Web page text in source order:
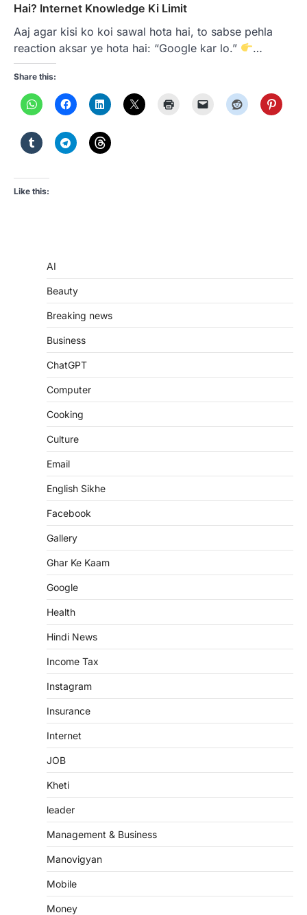
Hai? Internet Knowledge Ki Limit
Aaj agar kisi ko koi sawal hota hai, to sabse pehla
reaction aksar ye hota hai: “Google kar lo.”
…
Share this:
Like this:
AI
Beauty
Breaking news
Business
ChatGPT
Computer
Cooking
Culture
Email
English Sikhe
Facebook
Gallery
Ghar Ke Kaam
Google
Health
Hindi News
Income Tax
Instagram
Insurance
Internet
JOB
Kheti
leader
Management & Business
Manovigyan
Mobile
Money